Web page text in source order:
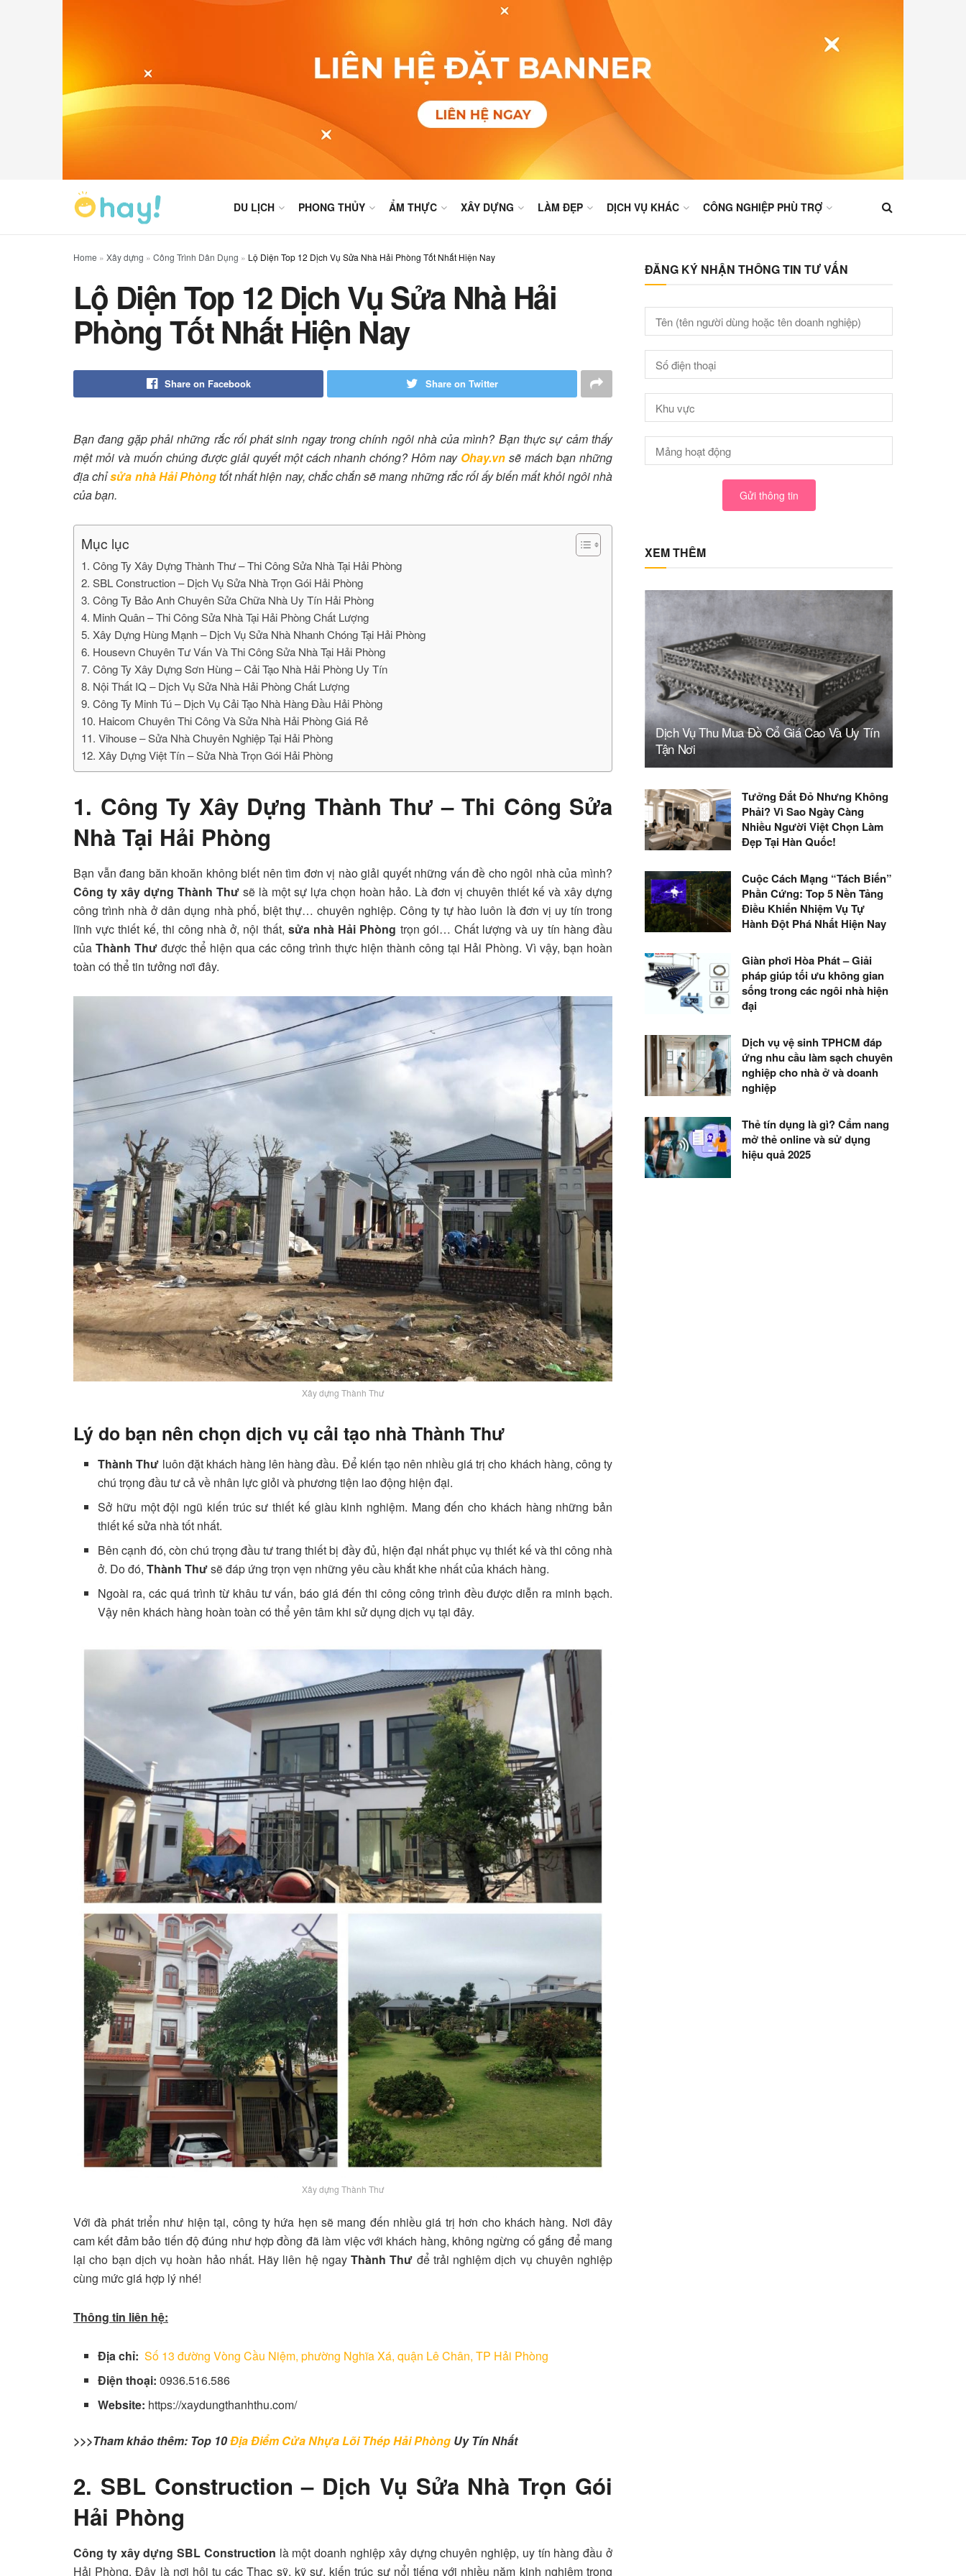
DU LỊCH PHONG THỦY ẨM THỰC XÂY DỰNG LÀM ĐẸP DỊCH VỤ KHÁC CÔNG NGHIỆP PHÙ TRỢ
Home » Xây dựng » Công Trình Dân Dụng » Lộ Diện Top 12 Dịch Vụ Sửa Nhà Hải Phòng Tốt Nhất Hiện Nay
Lộ Diện Top 12 Dịch Vụ Sửa Nhà Hải
Phòng Tốt Nhất Hiện Nay
Share on Facebook Share on Twitter
Bạn đang gặp phải những rắc rối phát sinh ngay trong chính ngôi nhà của mình? Bạn thực sự cảm thấy
mệt mỏi và muốn chúng được giải quyết một cách nhanh chóng? Hôm nay Ohay.vn sẽ mách bạn những
địa chỉsửa nhà Hải Phòngtốt nhất hiện nay, chắc chắn sẽ mang những rắc rối ấy biến mất khỏi ngôi nhà
của bạn.
Mục lục
1. Công Ty Xây Dựng Thành Thư – Thi Công Sửa Nhà Tại Hải Phòng
2. SBL Construction – Dịch Vụ Sửa Nhà Trọn Gói Hải Phòng
3. Công Ty Bảo Anh Chuyên Sửa Chữa Nhà Uy Tín Hải Phòng
4. Minh Quân – Thi Công Sửa Nhà Tại Hải Phòng Chất Lượng
5. Xây Dựng Hùng Mạnh – Dịch Vụ Sửa Nhà Nhanh Chóng Tại Hải Phòng
6. Housevn Chuyên Tư Vấn Và Thi Công Sửa Nhà Tại Hải Phòng
7. Công Ty Xây Dựng Sơn Hùng – Cải Tạo Nhà Hải Phòng Uy Tín
8. Nội Thất IQ – Dịch Vụ Sửa Nhà Hải Phòng Chất Lượng
9. Công Ty Minh Tú – Dịch Vụ Cải Tạo Nhà Hàng Đầu Hải Phòng
10. Haicom Chuyên Thi Công Và Sửa Nhà Hải Phòng Giá Rẻ
11. Vihouse – Sửa Nhà Chuyên Nghiệp Tại Hải Phòng
12. Xây Dựng Việt Tín – Sửa Nhà Trọn Gói Hải Phòng
1. Công Ty Xây Dựng Thành Thư – Thi Công Sửa
Nhà Tại Hải Phòng
Bạn vẫn đang băn khoăn không biết nên tìm đơn vị nào giải quyết những vấn đề cho ngôi nhà của mình?
Công ty xây dựng Thành Thư sẽ là một sự lựa chọn hoàn hảo. Là đơn vị chuyên thiết kế và xây dựng
công trình nhà ở dân dụng nhà phố, biệt thự… chuyên nghiệp. Công ty tự hào luôn là đơn vị uy tín trong
lĩnh vực thiết kế, thi công nhà ở, nội thất, sửa nhà Hải Phòng trọn gói… Chất lượng và uy tín hàng đầu
của Thành Thư được thể hiện qua các công trình thực hiện thành công tại Hải Phòng. Vì vậy, bạn hoàn
toàn có thể tin tưởng nơi đây.
Xây dựng Thành Thư
Lý do bạn nên chọn dịch vụ cải tạo nhà Thành Thư
Thành Thư luôn đặt khách hàng lên hàng đầu. Để kiến tạo nên nhiều giá trị cho khách hàng, công ty
chú trọng đầu tư cả về nhân lực giỏi và phương tiện lao động hiện đại.
Sở hữu một đội ngũ kiến trúc sư thiết kế giàu kinh nghiệm. Mang đến cho khách hàng những bản
thiết kế sửa nhà tốt nhất.
Bên cạnh đó, còn chú trọng đầu tư trang thiết bị đầy đủ, hiện đại nhất phục vụ thiết kế và thi công nhà
ở. Do đó,Thành Thưsẽ đáp ứng trọn vẹn những yêu cầu khắt khe nhất của khách hàng.
Ngoài ra, các quá trình từ khâu tư vấn, báo giá đến thi công công trình đều được diễn ra minh bạch.
Vậy nên khách hàng hoàn toàn có thể yên tâm khi sử dụng dịch vụ tại đây.
Xây dựng Thành Thư
Với đà phát triển như hiện tại, công tyhứa hẹn sẽ mang đến nhiều giá trị hơn cho khách hàng. Nơi đây
cam kết đảm bảo tiến độ đúng như hợp đồng đã làm việc với khách hàng, không ngừng cố gắng để mang
lại cho bạn dịch vụ hoàn hảo nhất. Hãy liên hệ ngay Thành Thư để trải nghiệm dịch vụ chuyên nghiệp
cùng mức giá hợp lý nhé!
Thông tin liên hệ:
Địa chỉ:Số 13 đường Vòng Cầu Niệm, phường Nghĩa Xá, quận Lê Chân, TP Hải Phòng
Điện thoại:0936.516.586
Website: https://xaydungthanhthu.com/
>>>Tham khảo thêm: Top 10Địa Điểm Cửa Nhựa Lõi Thép Hải Phòng Uy Tín Nhất
2. SBL Construction – Dịch Vụ Sửa Nhà Trọn Gói
Hải Phòng
Công ty xây dựng SBL Construction là một doanh nghiệp xây dựng chuyên nghiệp, uy tín hàng đầu ở
Hải Phòng. Đây là nơi hội tụ các Thạc sỹ, kỹ sư, kiến trúc sư nổi tiếng với nhiều năm kinh nghiệm trong
ĐĂNG KÝ NHẬN THÔNG TIN TƯ VẤN
Gửi thông tin
XEM THÊM
Dịch Vụ Thu Mua Đồ Cổ Giá Cao Và Uy Tín
Tận Nơi
Tưởng Đắt Đỏ Nhưng Không
Phải? Vì Sao Ngày Càng
Nhiều Người Việt Chọn Làm
Đẹp Tại Hàn Quốc!
Cuộc Cách Mạng “Tách Biến”
Phần Cứng: Top 5 Nền Tảng
Điều Khiển Nhiệm Vụ Tự
Hành Đột Phá Nhất Hiện Nay
Giàn phơi Hòa Phát – Giải
pháp giúp tối ưu không gian
sống trong các ngôi nhà hiện
đại
Dịch vụ vệ sinh TPHCM đáp
ứng nhu cầu làm sạch chuyên
nghiệp cho nhà ở và doanh
nghiệp
Thẻ tín dụng là gì? Cẩm nang
mở thẻ online và sử dụng
hiệu quả 2025